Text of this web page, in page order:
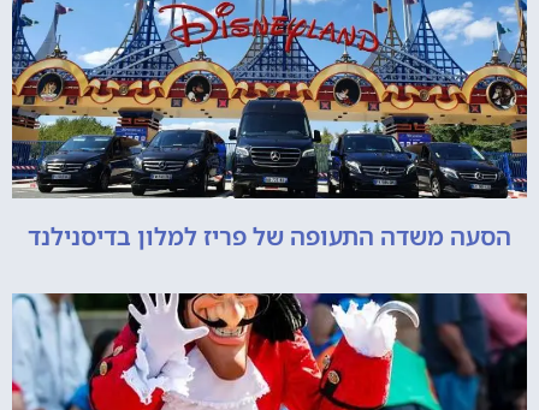
הסעה משדה התעופה של פריז למלון בדיסנילנד